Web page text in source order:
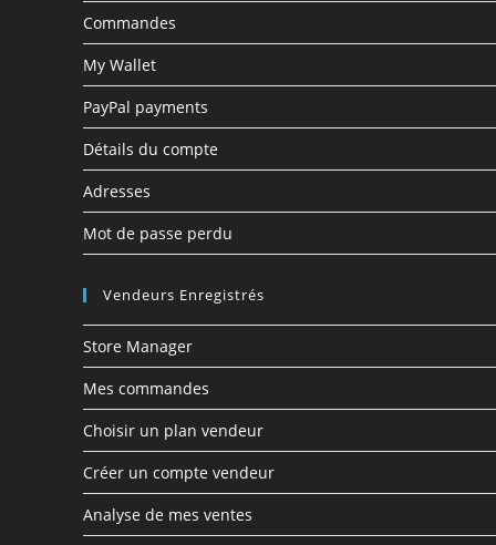
Commandes
My Wallet
PayPal payments
Détails du compte
Adresses
Mot de passe perdu
Vendeurs Enregistrés
Store Manager
Mes commandes
Choisir un plan vendeur
Créer un compte vendeur
Analyse de mes ventes